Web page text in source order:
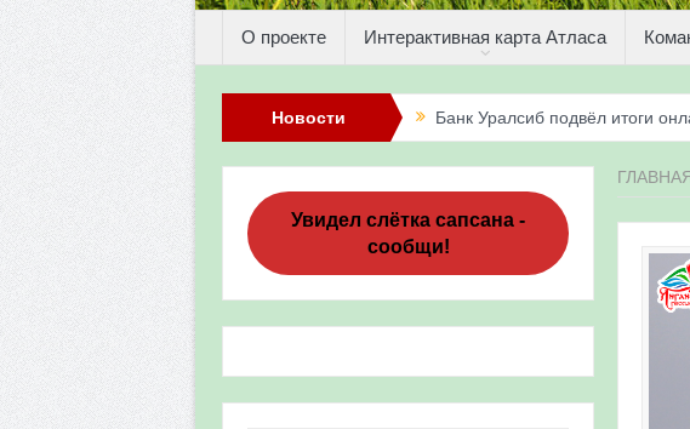
О проекте Интерактивная карта Атласа
Новости Банк Уралсиб подвёл итоги
Итоги акции «Соловьиные
Три птенца сапсанов
Итоги акции «Весенняя
«Весенняя перекличка-2026»
Увидел слётка сапсана -
сообщи!